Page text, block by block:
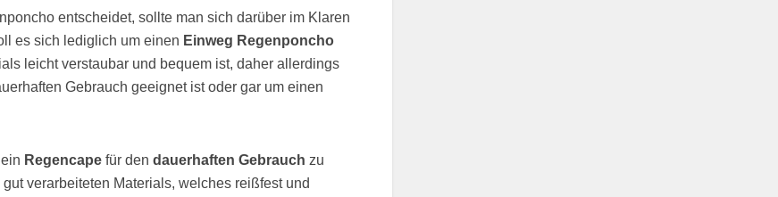
entscheidet, sollte man sich darüber im Klaren
es sich lediglich um einen Einweg Regenponcho
leicht verstaubar und bequem ist, daher allerdings
Gebrauch geeignet ist oder gar um einen
Regencape für den dauerhaften Gebrauch zu
verarbeiteten Materials, welches reißfest und